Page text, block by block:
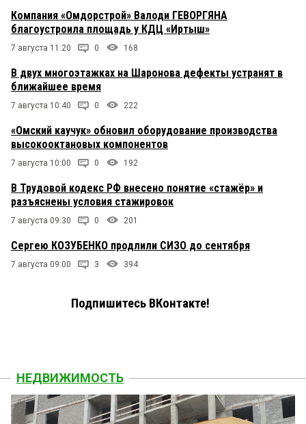
Компания «Омдорстрой» Валоди ГЕВОРГЯНА
благоустроила площадь у КДЦ «Иртыш»
7 августа 11:20 0 168
В двух многоэтажках на Шаронова дефекты устранят в
ближайшее время
7 августа 10:40 0 222
«Омский каучук» обновил оборудование производства
высокооктановых компонентов
7 августа 10:00 0 192
В Трудовой кодекс РФ внесено понятие «стажёр» и
разъяснены условия стажировок
7 августа 09:30 0 201
Сергею КОЗУБЕНКО продлили СИЗО до сентября
7 августа 09:00 3 394
Подпишитесь ВКонтакте!
НЕДВИЖИМОСТЬ